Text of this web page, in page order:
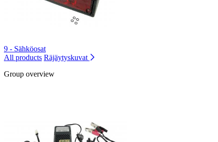
9 - Sähköosat
All products Räjäytyskuvat
Group overview